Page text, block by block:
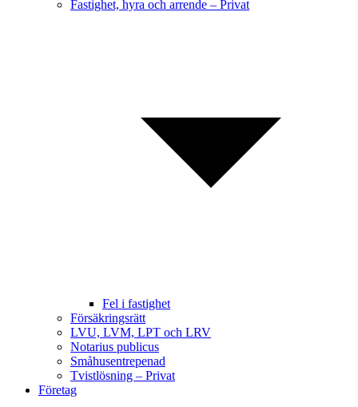
Fastighet, hyra och arrende – Privat
Fel i fastighet
Försäkringsrätt
LVU, LVM, LPT och LRV
Notarius publicus
Småhusentrepenad
Tvistlösning – Privat
Företag